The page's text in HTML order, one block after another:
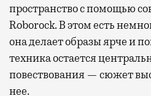
пространство с помощью
Roborock. В этом есть
она делает образы ярче и
техника остается
повествования — сюжет
нее.